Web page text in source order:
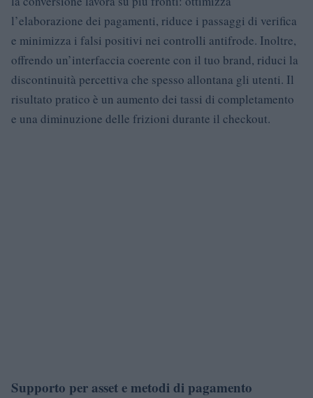
l’elaborazione dei pagamenti, riduce i passaggi di verifica
e minimizza i falsi positivi nei controlli antifrode. Inoltre,
offrendo un’interfaccia coerente con il tuo brand, riduci la
discontinuità percettiva che spesso allontana gli utenti. Il
risultato pratico è un aumento dei tassi di completamento
e una diminuzione delle frizioni durante il checkout.
Supporto per asset e metodi di pagamento